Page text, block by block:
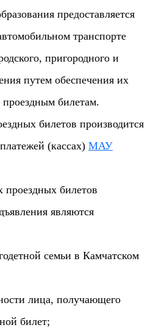
предоставляется
транспорте
пригородного и
путем обеспечения их
билетам.
билетов производится
(кассах) МАУ
проездных билетов
являются
семьи в Камчатском
лица, получающего
билет;